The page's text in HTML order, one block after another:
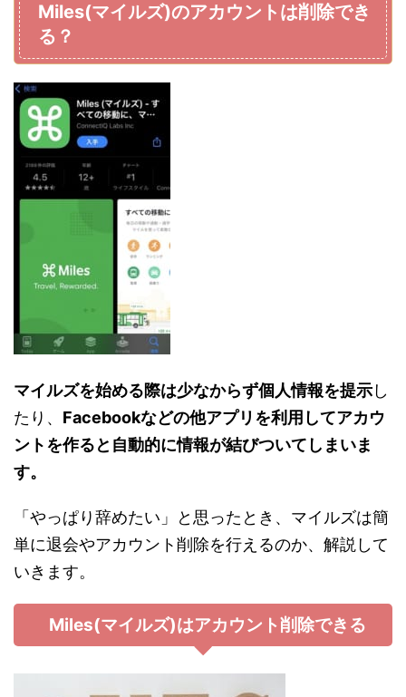
Miles(マイルズ)のアカウントは削除でき
る？
マイルズを始める際は少なからず個人情報を提示し
たり、 Facebookなどの他アプリを利用してアカウ
ントを作ると自動的に情報が結びついてしまいま
す。
「やっぱり辞めたい」と思ったとき、マイルズは簡
単に退会やアカウント削除を行えるのか、解説して
いきます。
Miles(マイルズ)はアカウント削除できる